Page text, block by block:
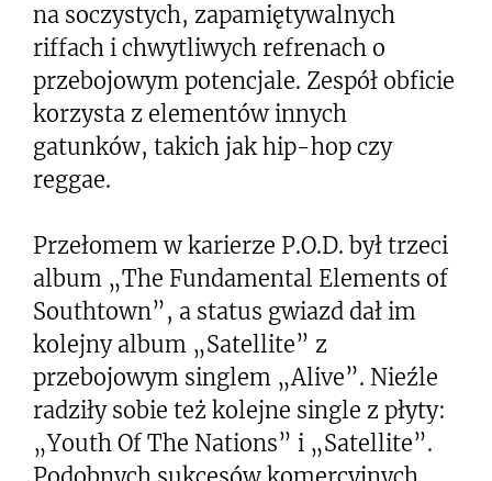
na soczystych, zapamiętywalnych
riffach i chwytliwych refrenach o
przebojowym potencjale. Zespół obficie
korzysta z elementów innych
gatunków, takich jak hip-hop czy
reggae.
Przełomem w karierze P.O.D. był trzeci
album „The Fundamental Elements of
Southtown”, a status gwiazd dał im
kolejny album „Satellite” z
przebojowym singlem „Alive”. Nieźle
radziły sobie też kolejne single z płyty:
„Youth Of The Nations” i „Satellite”.